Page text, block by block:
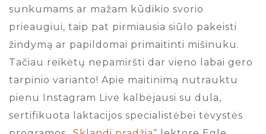
sunkumams ar mažam kūdikio svorio
prieaugiui, taip pat pirmiausia siūlo pakeisti
žindymą ar papildomai primaitinti mišinuku.
Tačiau reikėtų nepamiršti dar vieno labai gero
tarpinio varianto! Apie maitinimą nutrauktu
pienu Instagram Live kalbėjausi su dula,
sertifikuota laktacijos specialistėbei tėvystės